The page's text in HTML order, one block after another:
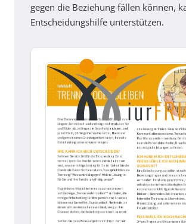
gegen die Beziehung fällen können,
Entscheidungshilfe unterstützen.